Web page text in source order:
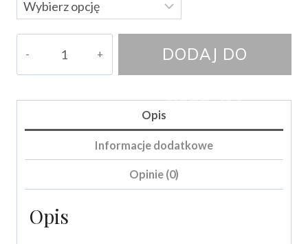
Spódnica
DODAJ DO
KOSZYKA
Opis
Informacje dodatkowe
Opinie (0)
Opis